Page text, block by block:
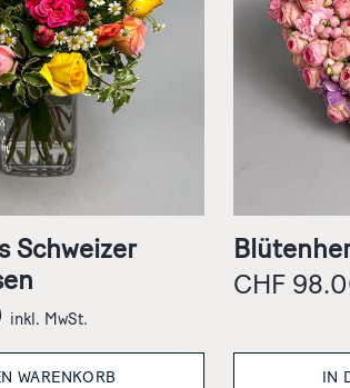
Schweizer
inkl. MwSt.
WARENKORB
CHF
IN